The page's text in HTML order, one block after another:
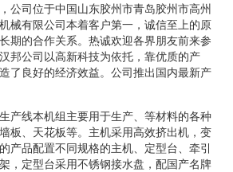
公司位于中国山东胶州市青岛胶州市高州
械有限公司本着客户第一，诚信至上的原
期的合作关系。热诚欢迎各界朋友前来参
邦公司以高新科技为依托，靠优质的产
了良好的经济效益。公司推出国内最新产
产线本机组主要用于生产、等材料的各种
板、天花板等。主机采用高效挤出机，变
产品配置不同规格的主机、定型台、牵引
，定型台采用不锈钢接水盘，配国产名牌